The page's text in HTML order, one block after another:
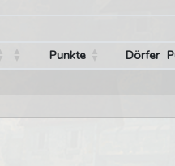
Punkte Dörfer